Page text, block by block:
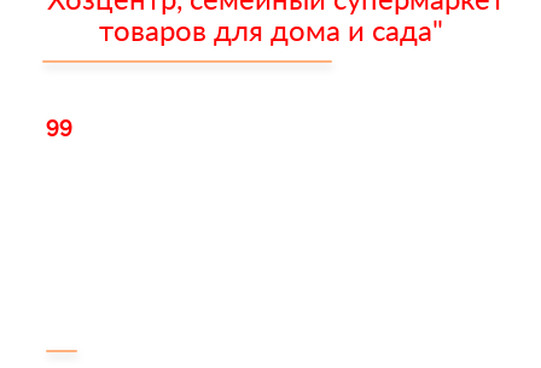
товаров для дома и сада"
99